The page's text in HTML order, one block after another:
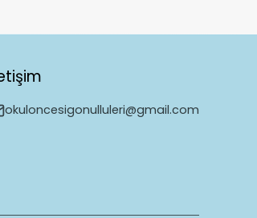
okuloncesigonulluleri@gmail.com